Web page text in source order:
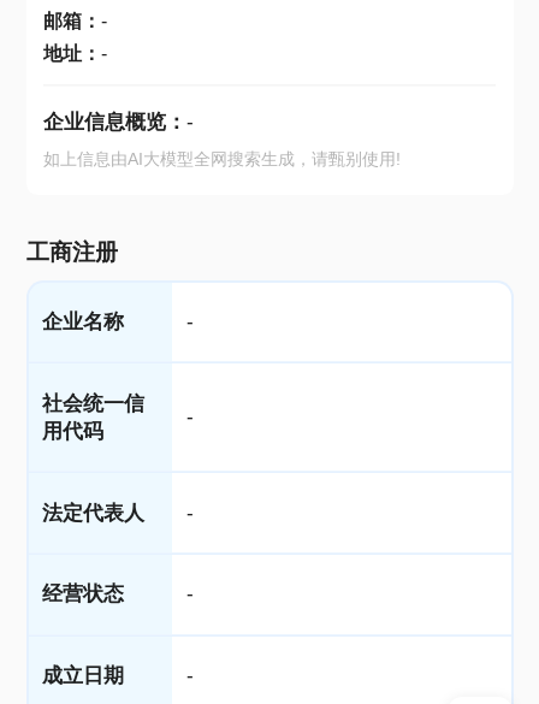
邮箱： -
地址： -
企业信息概览： -
如上信息由AI大模型全网搜索生成，请甄别使用!
工商注册
企业名称 -
社会统一信
用代码
-
法定代表人 -
经营状态 -
成立日期 -